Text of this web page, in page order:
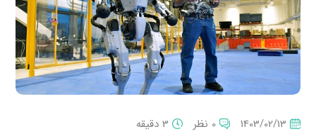
1403/02/13 0 نظر 3 دقیقه